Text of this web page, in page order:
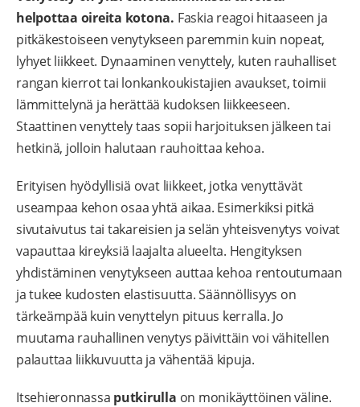
helpottaa oireita kotona. Faskia reagoi hitaaseen ja
pitkäkestoiseen venytykseen paremmin kuin nopeat,
lyhyet liikkeet. Dynaaminen venyttely, kuten rauhalliset
rangan kierrot tai lonkankoukistajien avaukset, toimii
lämmittelynä ja herättää kudoksen liikkeeseen.
Staattinen venyttely taas sopii harjoituksen jälkeen tai
hetkinä, jolloin halutaan rauhoittaa kehoa.
Erityisen hyödyllisiä ovat liikkeet, jotka venyttävät
useampaa kehon osaa yhtä aikaa. Esimerkiksi pitkä
sivutaivutus tai takareisien ja selän yhteisvenytys voivat
vapauttaa kireyksiä laajalta alueelta. Hengityksen
yhdistäminen venytykseen auttaa kehoa rentoutumaan
ja tukee kudosten elastisuutta. Säännöllisyys on
tärkeämpää kuin venyttelyn pituus kerralla. Jo
muutama rauhallinen venytys päivittäin voi vähitellen
palauttaa liikkuvuutta ja vähentää kipuja.
Itsehieronnassa putkirulla on monikäyttöinen väline.